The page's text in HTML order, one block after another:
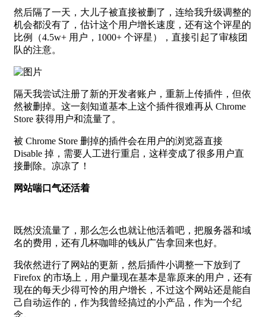
然后隔了一天，大儿子被直接被删了，连给我升级调整的
机会都没有了，估计这个用户增长速度，还有这个评星的
比例（4.5w+ 用户，1000+ 个评星），直接引起了审核团
队的注意。
隔天我尝试注册了新的开发者账户，重新上传插件，但依
然被删掉。这一刻知道基本上这个插件很难再从 Chrome
Store 获得用户和流量了。
被 Chrome Store 删掉的插件会在用户的浏览器直接
Disable 掉，需要人工进行重启，这样变成了很多用户直
接删除。凉凉了！
网站喘口气还活着
既然没流量了，那么怎么也就让他活着吧，把服务器和域
名的费用，还有几杯咖啡的钱从广告拿回来也好。
我依然进行了网站的更新，然后插件小调整一下放到了
Firefox 的市场上，用户量现在基本是靠原来的用户，还有
现在的每天少得可怜的用户增长，不过这个网站还是能自
己自动运作的，作为我曾经搞过的小产品，作为一个纪
念。